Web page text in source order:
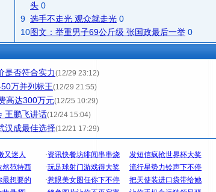
头 0
9 选手不走光 观众就走光 0
10图文：举重男子69公斤级 张国政最后一举 0
是否符合实力(12/29 23:12)
万并列标王(12/29 21:55)
高达300万元(12/25 10:29)
王鹏飞讲话(12/24 15:04)
汉成最佳选择(12/21 17:29)
[圣诞节] 圣诞节到了，想想没什么送给你的，又不打算给